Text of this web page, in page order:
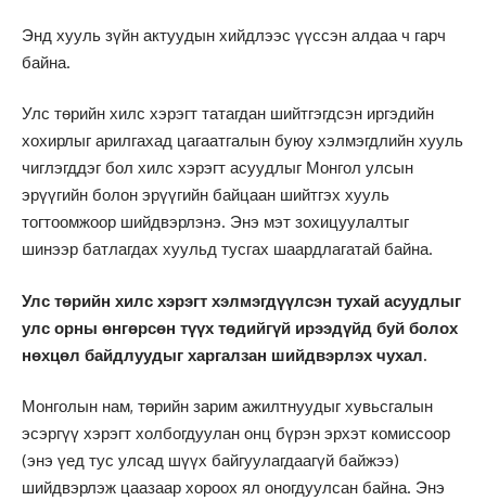
Энд хууль зүйн актуудын хийдлээс үүссэн алдаа ч гарч
байна.
Улс төрийн хилс хэрэгт татагдан шийтгэгдсэн иргэдийн
хохирлыг арилгахад цагаатгалын буюу хэлмэгдлийн хууль
чиглэгддэг бол хилс хэрэгт асуудлыг Монгол улсын
эрүүгийн болон эрүүгийн байцаан шийтгэх хууль
тогтоомжоор шийдвэрлэнэ. Энэ мэт зохицуулалтыг
шинээр батлагдах хуульд тусгах шаардлагатай байна.
Улс төрийн хилс хэрэгт хэлмэгдүүлсэн тухай асуудлыг
улс орны өнгөрсөн түүх төдийгүй ирээдүйд буй болох
нөхцөл байдлуудыг харгалзан шийдвэрлэх чухал.
Монголын нам, төрийн зарим ажилтнуудыг хувьсгалын
эсэргүү хэрэгт холбогдуулан онц бүрэн эрхэт комиссоор
(энэ үед тус улсад шүүх байгуулагдаагүй байжээ)
шийдвэрлэж цаазаар хороох ял оногдуулсан байна. Энэ